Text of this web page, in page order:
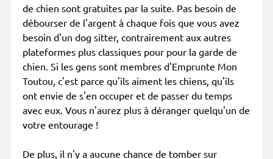
de chien sont gratuites par la suite. Pas besoin de
débourser de l'argent à chaque fois que vous avez
besoin d'un dog sitter, contrairement aux autres
plateformes plus classiques pour pour la garde de
chien. Si les gens sont membres d'Emprunte Mon
Toutou, c'est parce qu'ils aiment les chiens, qu'ils
ont envie de s'en occuper et de passer du temps
avec eux. Vous n'aurez plus à déranger quelqu'un de
votre entourage !
De plus, il n'y a aucune chance de tomber sur